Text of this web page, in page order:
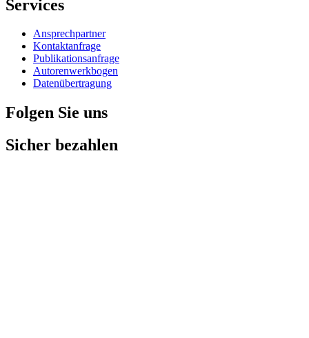
Services
Ansprechpartner
Kontaktanfrage
Publikationsanfrage
Autorenwerkbogen
Datenübertragung
Folgen Sie uns
Sicher bezahlen